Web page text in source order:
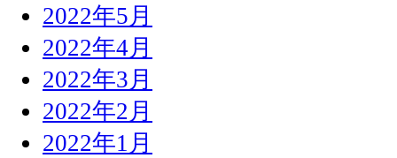
2022年5月
2022年4月
2022年3月
2022年2月
2022年1月